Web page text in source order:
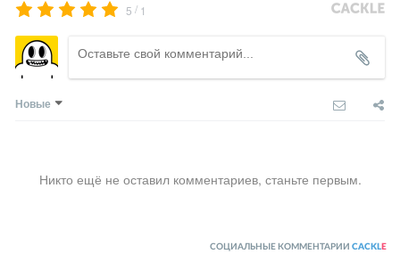
5 / 1
Новые
Никто ещё не оставил комментариев, станьте первым.
СОЦИАЛЬНЫЕ КОММЕНТАРИИ CACKL E